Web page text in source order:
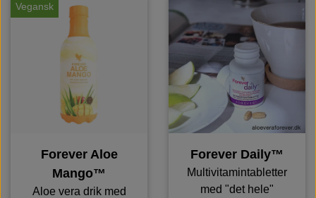
Vegansk
Forever Aloe
Mango™
Aloe vera drik med
Forever Daily™
Multivitamintabletter
med "det hele"